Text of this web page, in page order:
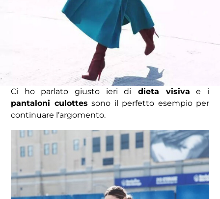
Ci ho parlato giusto ieri di dieta visiva e i
pantaloni culottes sono il perfetto esempio per
continuare l’argomento.